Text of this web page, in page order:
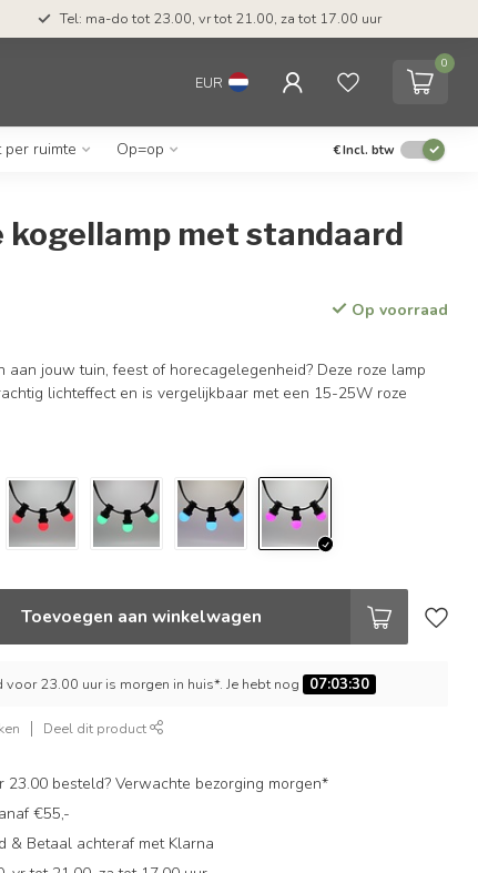
Tel: ma-do tot 23.00, vr tot 21.00, za tot 17.00 uur
EUR
0
per ruimte Op=op €Incl. btw
kogellamp met standaard
Op voorraad
aan jouw tuin, feest of horecagelegenheid? Deze roze lamp
lichteffect en is vergelijkbaar met een 15-25W roze
Toevoegen aan winkelwagen
23.00 uur is morgen in huis*. Je hebt nog 07:03:30
Deel dit product
23.00 besteld? Verwachte bezorging morgen*
€55,-
& Betaal achteraf met Klarna